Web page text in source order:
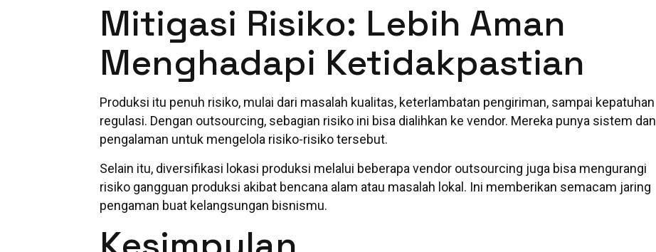
Mitigasi Risiko: Lebih Aman
Menghadapi Ketidakpastian
Produksi itu penuh risiko, mulai dari masalah kualitas, keterlambatan pengiriman, sampai kepatuhan
regulasi. Dengan outsourcing, sebagian risiko ini bisa dialihkan ke vendor. Mereka punya sistem dan
pengalaman untuk mengelola risiko-risiko tersebut.
Selain itu, diversifikasi lokasi produksi melalui beberapa vendor outsourcing juga bisa mengurangi
risiko gangguan produksi akibat bencana alam atau masalah lokal. Ini memberikan semacam jaring
pengaman buat kelangsungan bisnismu.